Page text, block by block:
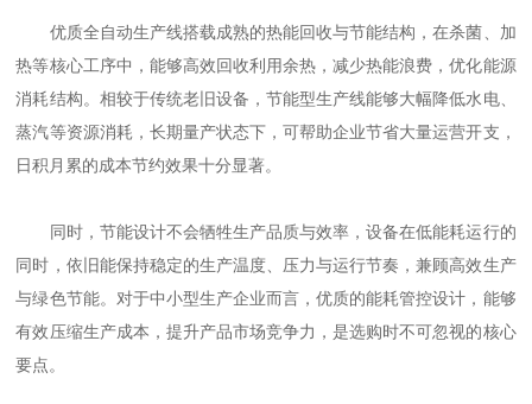
优质全自动生产线搭载成熟的热能回收与节能结构，在杀菌、加
热等核心工序中，能够高效回收利用余热，减少热能浪费，优化能源
消耗结构。相较于传统老旧设备，节能型生产线能够大幅降低水电、
蒸汽等资源消耗，长期量产状态下，可帮助企业节省大量运营开支，
日积月累的成本节约效果十分显著。
同时，节能设计不会牺牲生产品质与效率，设备在低能耗运行的
同时，依旧能保持稳定的生产温度、压力与运行节奏，兼顾高效生产
与绿色节能。对于中小型生产企业而言，优质的能耗管控设计，能够
有效压缩生产成本，提升产品市场竞争力，是选购时不可忽视的核心
要点。